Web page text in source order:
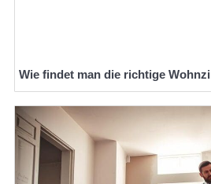
Wie findet man die richtige